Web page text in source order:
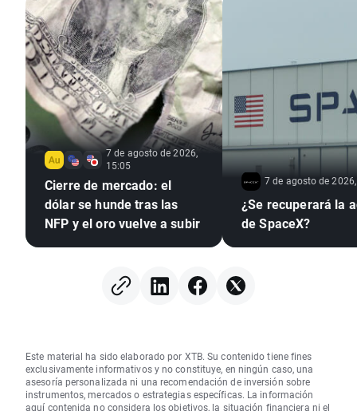
7 de agosto de 2026,
15:05
Cierre de mercado: el
dólar se hunde tras las
NFP y el oro vuelve a subir
7 de agosto de
¿Se recuperará la
de SpaceX?
Este material ha sido elaborado por XTB. Su contenido tiene fines
exclusivamente informativos y no constituye, en ningún caso, una
asesoría personalizada ni una recomendación de inversión sobre
instrumentos, mercados o estrategias específicas. La información
aquí contenida no considera los objetivos, la situación financiera ni el